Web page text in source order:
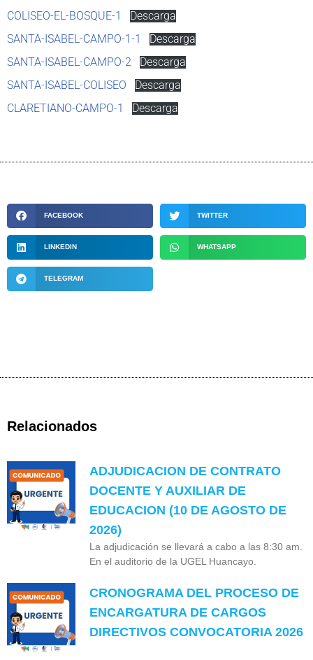
COLISEO-EL-BOSQUE-1
Descarga
SANTA-ISABEL-CAMPO-1-1
Descarga
SANTA-ISABEL-CAMPO-2
Descarga
SANTA-ISABEL-COLISEO
Descarga
CLARETIANO-CAMPO-1
Descarga
FACEBOOK TWITTER
LINKEDIN WHATSAPP
TELEGRAM
Relacionados
ADJUDICACION DE CONTRATO
DOCENTE Y AUXILIAR DE
EDUCACION (10 DE AGOSTO DE
2026)
La adjudicación se llevará a cabo a las 8:30 am.
En el auditorio de la UGEL Huancayo.
CRONOGRAMA DEL PROCESO DE
ENCARGATURA DE CARGOS
DIRECTIVOS CONVOCATORIA 2026